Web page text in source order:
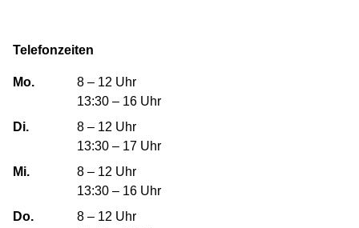
Telefonzeiten
Mo.
8 – 12 Uhr
13:30 – 16 Uhr
Di.
8 – 12 Uhr
13:30 – 17 Uhr
Mi.
8 – 12 Uhr
13:30 – 16 Uhr
Do.
8 – 12 Uhr